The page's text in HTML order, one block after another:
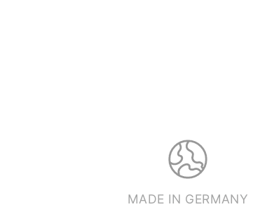
MADE IN GERMANY